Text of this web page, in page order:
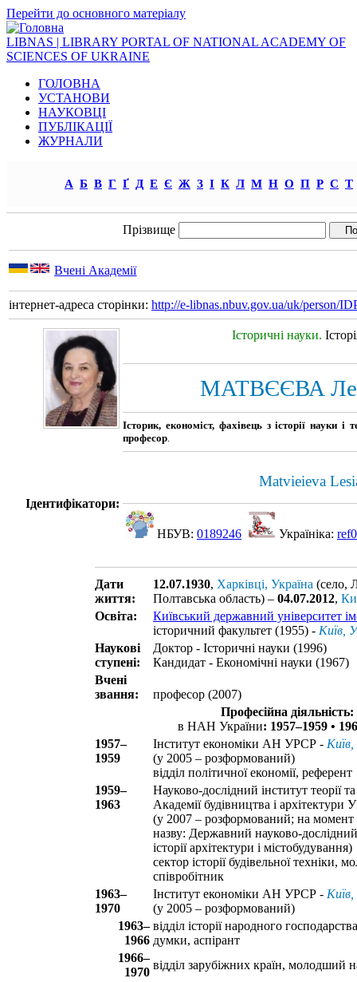
Перейти до основного матеріалу
LIBNAS | LIBRARY PORTAL OF NATIONAL ACADEMY OF
SCIENCES OF UKRAINE
ГОЛОВНА
УСТАНОВИ
НАУКОВЦІ
ПУБЛІКАЦІЇ
ЖУРНАЛИ
А Б В Г Ґ Д Е Є Ж З І К Л М Н О П Р С Т
Прізвище
Вчені Академії
інтернет-адреса сторінки: http://e-libnas.nbuv.gov.ua/uk/person/
Історичні науки.
МАТВЄЄВА
Історик, економіст, фахівець з історії науки
професор
Matvieieva
Ідентифікатори:
НБУВ: 0189246 Україніка:
Дати
життя:
12.07.1930, Харківці, Україна (село,
Полтавська область) – 04.07.2012,
Освіта:
Київський державний університет
історичний факультет (1955) - Київ,
Наукові
ступені:
Доктор - Історичні науки (1996)
Кандидат - Економічні науки (1967)
Вчені
звання:
професор (2007)
Професійна діяльність:
в НАН України: 1957–1959 •
1957–
1959
Інститут економіки АН УРСР -
(у 2005 – розформований)
відділ політичної економії, референт
1959–
1963
Науково-дослідний інститут теорії та
Академії будівництва і
(у 2007 – розформований; на
назву: Державний науково-дослідний
історії архітектури і містобудування)
сектор історії будівельної техніки,
співробітник
1963–
1970
Інститут економіки АН УРСР -
(у 2005 – розформований)
1963–
1966
відділ історії народного
думки, аспірант
1966–
1970
відділ зарубіжних країн, молодший